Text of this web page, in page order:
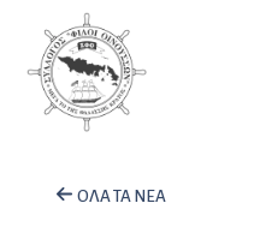
ΟΛΑ ΤΑ ΝΕΑ